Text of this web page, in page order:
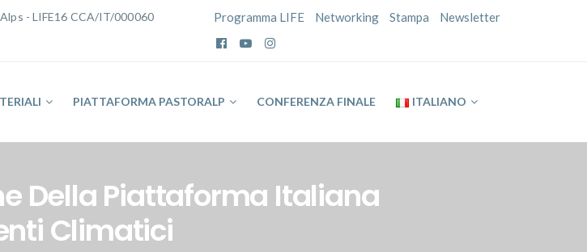
- LIFE16 CCA/IT/000060 Programma LIFE Networking Stampa Newsletter
PIATTAFORMA PASTORALP CONFERENZA FINALE ITALIANO
Della Piattaforma Italiana
Climatici